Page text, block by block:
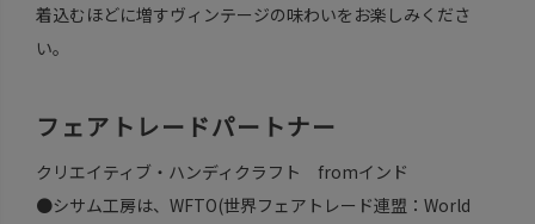
着込むほどに増すヴィンテージの味わいをお楽しみくださ
い。
フェアトレードパートナー
クリエイティブ・ハンディクラフト fromインド
●シサム工房は、WFTO(世界フェアトレード連盟：World